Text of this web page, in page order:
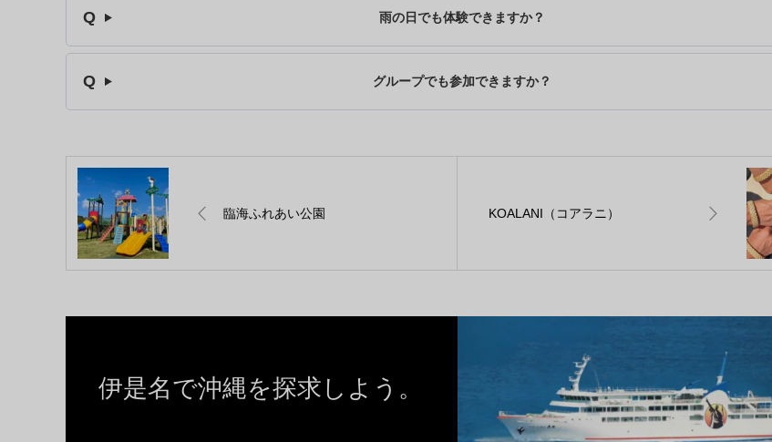
雨の日でも体験できますか？
グループでも参加できますか？
臨海ふれあい公園 KOALANI（コアラニ）
伊是名で沖縄を探求しよう。